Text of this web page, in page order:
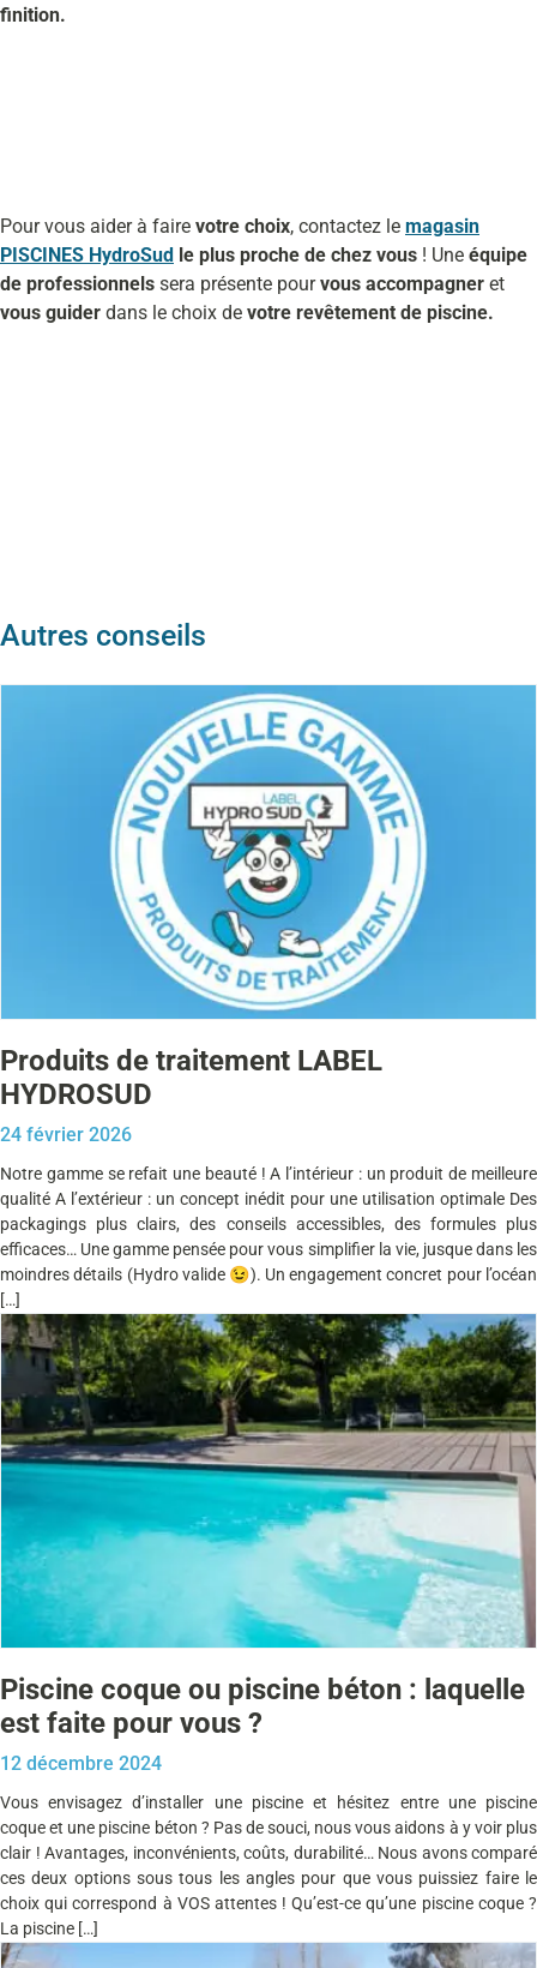
finition.
Pour vous aider à faire votre choix, contactez le magasin
PISCINES HydroSud le plus proche de chez vous ! Une équipe
de professionnels sera présente pourvous accompagner et
vous guider dans le choix de votre revêtement de piscine.
Autres conseils
Produits de traitement LABEL
HYDROSUD
24 février 2026
Notre gamme se refait une beauté ! A l’intérieur : un produit de meilleure
qualité A l’extérieur : un concept inédit pour une utilisation optimale Des
packagings plus clairs, des conseils accessibles, des formules plus
efficaces… Une gamme pensée pour vous simplifier la vie, jusque dans les
moindres détails (Hydro valide 😉). Un engagement concret pour l’océan
[…]
Piscine coque ou piscine béton : laquelle
est faite pour vous ?
12 décembre 2024
Vous envisagez d’installer une piscine et hésitez entre une piscine
coque et une piscine béton ? Pas de souci, nous vous aidons à y voir plus
clair ! Avantages, inconvénients, coûts, durabilité… Nous avons comparé
ces deux options sous tous les angles pour que vous puissiez faire le
choix qui correspond à VOS attentes ! Qu’est-ce qu’une piscine coque ?
La piscine […]